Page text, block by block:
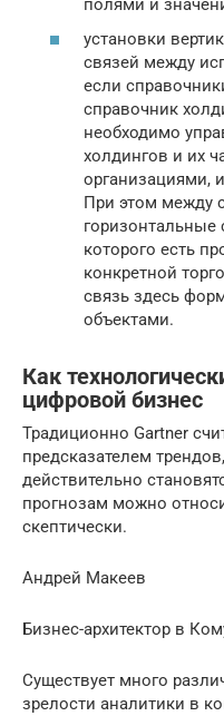
полями и
установки
связей между
если
справочник
необходимо
холдингов и их
организациями,
При этом между
горизонтальные
которого есть
конкретной
связь здесь
объектами.
Как
цифровой бизнес
Традиционно Gartner
предсказателем
действительно
прогнозам можно
скептически.
Андрей Макеев
Бизнес-архитектор в
Существует много
зрелости аналитики в